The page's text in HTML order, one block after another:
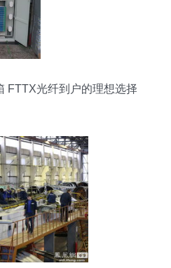
FTTX光纤到户的理想选择